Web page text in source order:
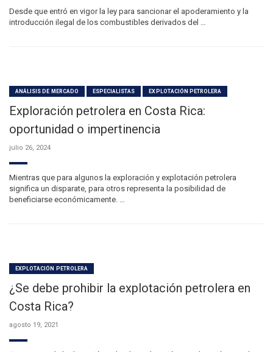
Desde que entró en vigor la ley para sancionar el apoderamiento y la
introducción ilegal de los combustibles derivados del …
ANÁLISIS DE MERCADO ESPECIALISTAS EXPLOTACIÓN PETROLERA
Exploración petrolera en Costa Rica:
oportunidad o impertinencia
julio 26, 2024
Mientras que para algunos la exploración y explotación petrolera
significa un disparate, para otros representa la posibilidad de
beneficiarse económicamente. …
EXPLOTACIÓN PETROLERA
¿Se debe prohibir la explotación petrolera en
Costa Rica?
agosto 19, 2021